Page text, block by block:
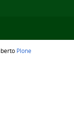
Plone